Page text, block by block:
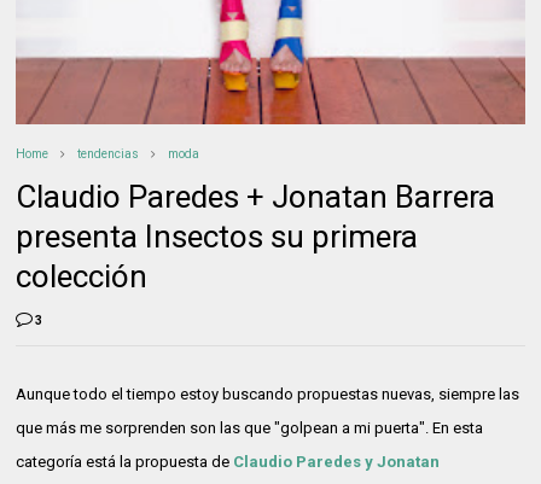
Home tendencias moda
Claudio Paredes + Jonatan Barrera
presenta Insectos su primera
colección
3
Aunque todo el tiempo estoy buscando propuestas nuevas, siempre las
que más me sorprenden son las que "golpean a mi puerta". En esta
categoría está la propuesta de Claudio Paredes y Jonatan